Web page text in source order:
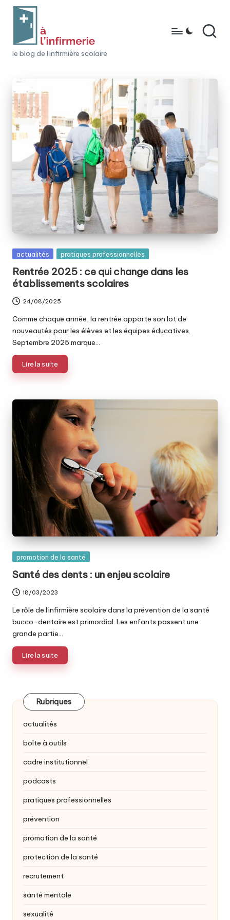
content
à
l'i
n
fi
r
m
e
e
le blog de l'infirmière scolaire
Posted
actualités pratiques professionnelles
Rentrée 2025 : ce qui change dans les
établissements scolaires
24/08/2025
Comme chaque année, la rentrée apporte son lot de
nouveautés pour les élèves et les équipes éducatives.
Septembre 2025 marque…
Lire la suite
Posted
promotion de la santé
Santé des dents : un enjeu scolaire
18/03/2023
Le rôle de l'infirmière scolaire dans la prévention de la santé
bucco-dentaire est primordial. Les enfants passent une
grande partie…
Lire la suite
Rubriques
actualités
boîte à outils
cadre institutionnel
podcasts
pratiques professionnelles
prévention
promotion de la santé
protection de la santé
recrutement
santé mentale
sexualité